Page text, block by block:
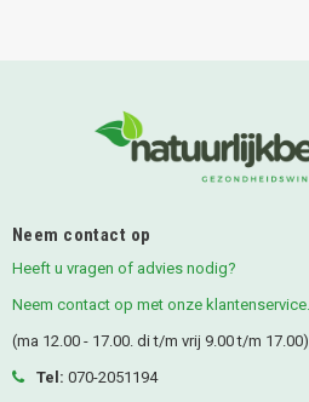
Neem contact op
Heeft u vragen of advies nodig?
Neem contact op met onze klantenservice.
(ma 12.00 - 17.00. di t/m vrij 9.00 t/m 17.00)
Tel: 070-2051194